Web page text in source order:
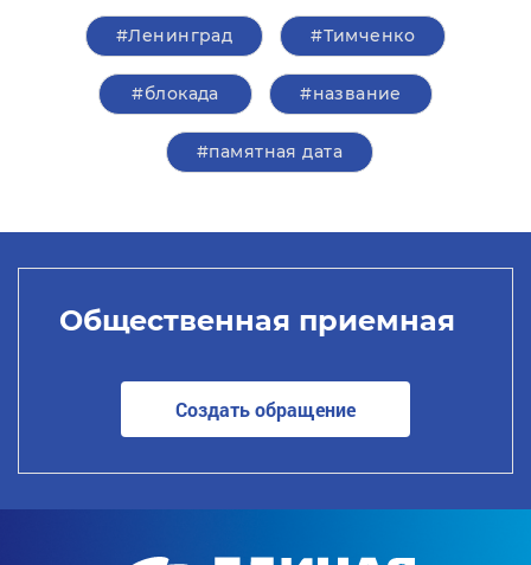
#Ленинград #Тимченко
#блокада #название
#памятная дата
Общественная приемная
Создать обращение